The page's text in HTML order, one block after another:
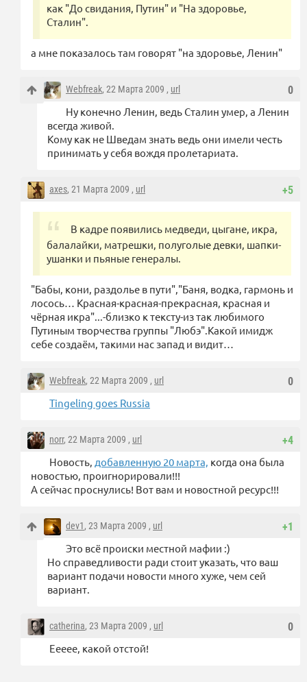
как "До свидания, Путин" и "На здоровье,
Сталин".
а мне показалось там говорят "на здоровье, Ленин"
0
Webfreak, 22 Марта 2009 , url
Ну конечно Ленин, ведь Сталин умер, а Ленин
всегда живой.
Кому как не Шведам знать ведь они имели честь
принимать у себя вождя пролетариата.
+5
axes, 21 Марта 2009 , url
В кадре появились медведи, цыгане, икра,
балалайки, матрешки, полуголые девки, шапки-
ушанки и пьяные генералы.
"Бабы, кони, раздолье в пути","Баня, водка, гармонь и
лосось… Красная-красная-прекрасная, красная и
чёрная икра"...-близко к тексту-из так любимого
Путиным творчества группы "Любэ".Какой имидж
себе создаём, такими нас запад и видит…
0
Webfreak, 22 Марта 2009 , url
Tingeling goes Russia
+4
norr, 22 Марта 2009 , url
Новость, добавленную 20 марта, когда она была
новостью, проигнорировали!!!
А сейчас проснулись! Вот вам и новостной ресурс!!!
+1
dev1, 23 Марта 2009 , url
Это всё происки местной мафии :)
Но справедливости ради стоит указать, что ваш
вариант подачи новости много хуже, чем сей
вариант.
0
catherina, 23 Марта 2009 , url
Еееее, какой отстой!